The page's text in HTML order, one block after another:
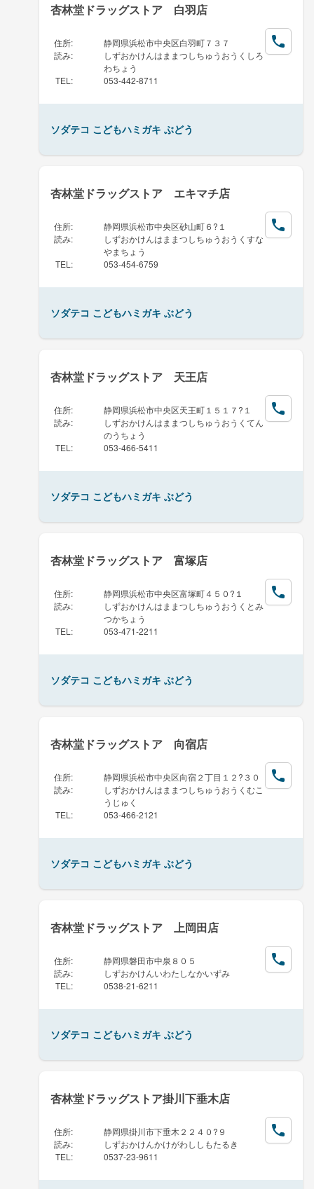
杏林堂ドラッグストア 白羽店
住所:
静岡県浜松市中央区白羽町７３７
読み:
しずおかけんはままつしちゅうおうくしろ
わちょう
TEL : 053-442-8711
ソダテコ こどもハミガキ ぶどう
杏林堂ドラッグストア エキマチ店
住所:
静岡県浜松市中央区砂山町６?１
読み:
しずおかけんはままつしちゅうおうくすな
やまちょう
TEL : 053-454-6759
ソダテコ こどもハミガキ ぶどう
杏林堂ドラッグストア 天王店
住所:
静岡県浜松市中央区天王町１５１７?１
読み:
しずおかけんはままつしちゅうおうくてん
のうちょう
TEL : 053-466-5411
ソダテコ こどもハミガキ ぶどう
杏林堂ドラッグストア 富塚店
住所:
静岡県浜松市中央区富塚町４５０?１
読み:
しずおかけんはままつしちゅうおうくとみ
つかちょう
TEL : 053-471-2211
ソダテコ こどもハミガキ ぶどう
杏林堂ドラッグストア 向宿店
住所:
静岡県浜松市中央区向宿２丁目１２?３０
読み:
しずおかけんはままつしちゅうおうくむこ
うじゅく
TEL : 053-466-2121
ソダテコ こどもハミガキ ぶどう
杏林堂ドラッグストア 上岡田店
住所:
静岡県磐田市中泉８０５
読み:
しずおかけんいわたしなかいずみ
TEL : 0538-21-6211
ソダテコ こどもハミガキ ぶどう
杏林堂ドラッグストア掛川下垂木店
住所:
静岡県掛川市下垂木２２４０?９
読み:
しずおかけんかけがわししもたるき
TEL : 0537-23-9611